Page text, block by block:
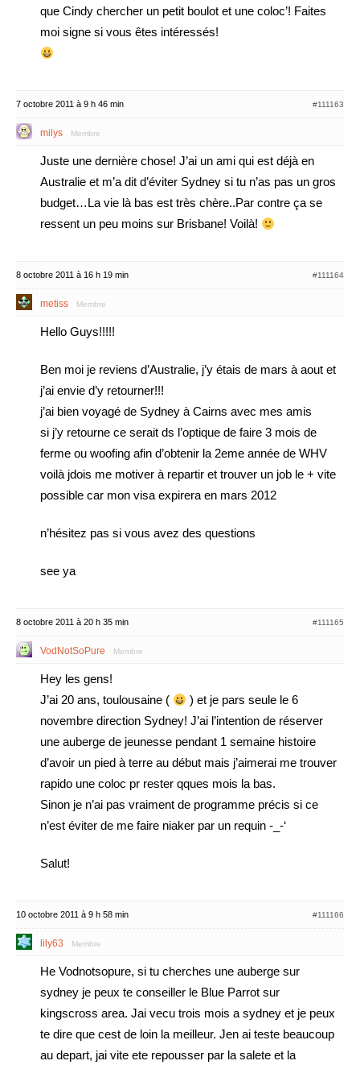
que Cindy chercher un petit boulot et une coloc’! Faites
moi signe si vous êtes intéressés!
7 octobre 2011 à 9 h 46 min #111163
milys Membre
Juste une dernière chose! J’ai un ami qui est déjà en
Australie et m’a dit d’éviter Sydney si tu n’as pas un gros
budget…La vie là bas est très chère..Par contre ça se
ressent un peu moins sur Brisbane! Voilà!
8 octobre 2011 à 16 h 19 min #111164
metiss Membre
Hello Guys!!!!!
Ben moi je reviens d’Australie, j’y étais de mars à aout et
j’ai envie d’y retourner!!!
j’ai bien voyagé de Sydney à Cairns avec mes amis
si j’y retourne ce serait ds l’optique de faire 3 mois de
ferme ou woofing afin d’obtenir la 2eme année de WHV
voilà jdois me motiver à repartir et trouver un job le + vite
possible car mon visa expirera en mars 2012
n’hésitez pas si vous avez des questions
see ya
8 octobre 2011 à 20 h 35 min #111165
VodNotSoPure Membre
Hey les gens!
J’ai 20 ans, toulousaine (
) et je pars seule le 6
novembre direction Sydney! J’ai l’intention de réserver
une auberge de jeunesse pendant 1 semaine histoire
d’avoir un pied à terre au début mais j’aimerai me trouver
rapido une coloc pr rester qques mois la bas.
Sinon je n’ai pas vraiment de programme précis si ce
n’est éviter de me faire niaker par un requin -_-‘
Salut!
10 octobre 2011 à 9 h 58 min #111166
lily63 Membre
He Vodnotsopure, si tu cherches une auberge sur
sydney je peux te conseiller le Blue Parrot sur
kingscross area. Jai vecu trois mois a sydney et je peux
te dire que cest de loin la meilleur. Jen ai teste beaucoup
au depart, jai vite ete repousser par la salete et la